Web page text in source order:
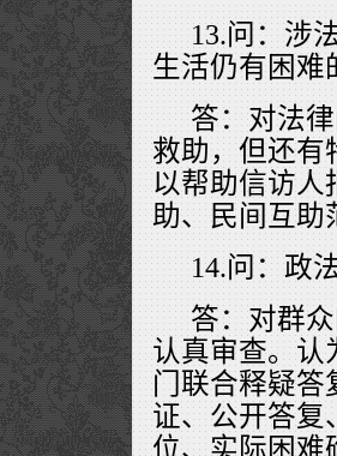
13.问：涉
生活仍有困难
答：对法
救助，但还有
以帮助信访人
助、民间互助
14.问：政
答：对群
认真审查。认
门联合释疑答
证、公开答复
位、实际困难